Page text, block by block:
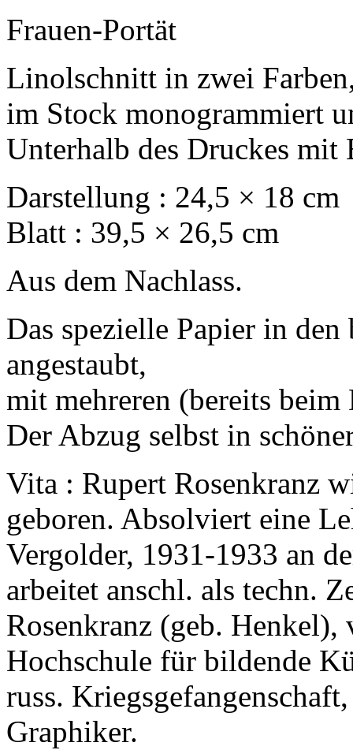
Frauen-Portät
Linolschnitt in zwei
im Stock monogrammiert
Unterhalb des Druckes
Darstellung : 24,5 × 18 cm
Blatt : 39,5 × 26,5 cm
Aus dem Nachlass.
Das spezielle Papier in
angestaubt,
mit mehreren (bereits
Der Abzug selbst in
Vita : Rupert Rosenkranz
geboren. Absolviert eine
Vergolder, 1931-1933 an
arbeitet anschl. als techn.
Rosenkranz (geb.
Hochschule für bildende
russ.
Graphiker.